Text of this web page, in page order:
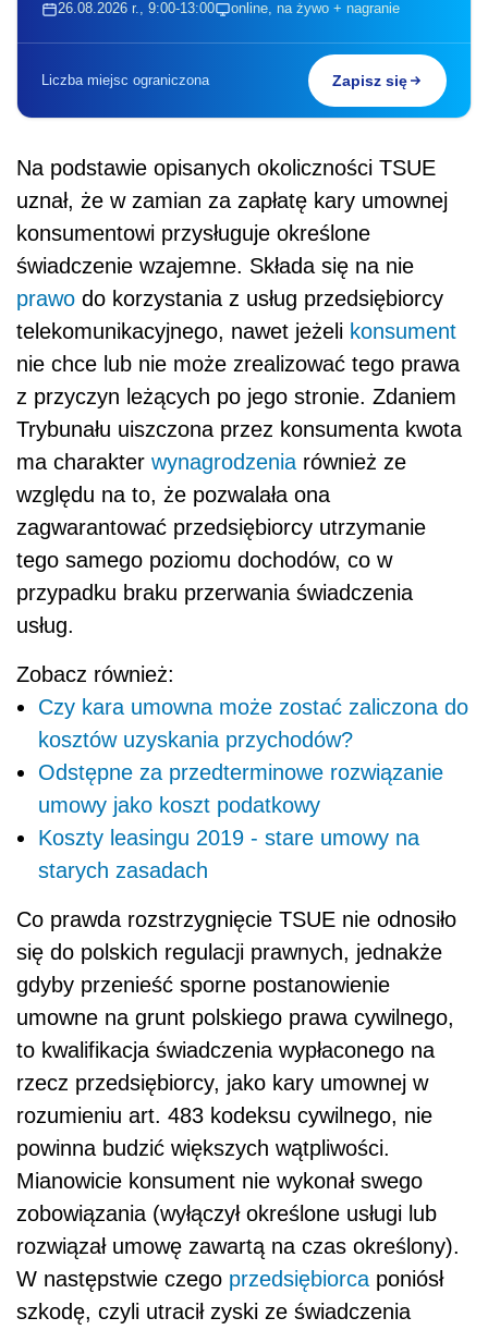
26.08.2026 r., 9:00-13:00 online, na żywo + nagranie
Liczba miejsc ograniczona Zapisz się
Na podstawie opisanych okoliczności TSUE
uznał, że w zamian za zapłatę kary umownej
konsumentowi przysługuje określone
świadczenie wzajemne. Składa się na nie
prawo do korzystania z usług przedsiębiorcy
telekomunikacyjnego, nawet jeżeli konsument
nie chce lub nie może zrealizować tego prawa
z przyczyn leżących po jego stronie. Zdaniem
Trybunału uiszczona przez konsumenta kwota
ma charakter wynagrodzenia również ze
względu na to, że pozwalała ona
zagwarantować przedsiębiorcy utrzymanie
tego samego poziomu dochodów, co w
przypadku braku przerwania świadczenia
usług.
Zobacz również:
Czy kara umowna może zostać zaliczona do
kosztów uzyskania przychodów?
Odstępne za przedterminowe rozwiązanie
umowy jako koszt podatkowy
Koszty leasingu 2019 - stare umowy na
starych zasadach
Co prawda rozstrzygnięcie TSUE nie odnosiło
się do polskich regulacji prawnych, jednakże
gdyby przenieść sporne postanowienie
umowne na grunt polskiego prawa cywilnego,
to kwalifikacja świadczenia wypłaconego na
rzecz przedsiębiorcy, jako kary umownej w
rozumieniu art. 483 kodeksu cywilnego, nie
powinna budzić większych wątpliwości.
Mianowicie konsument nie wykonał swego
zobowiązania (wyłączył określone usługi lub
rozwiązał umowę zawartą na czas określony).
W następstwie czego przedsiębiorca poniósł
szkodę, czyli utracił zyski ze świadczenia